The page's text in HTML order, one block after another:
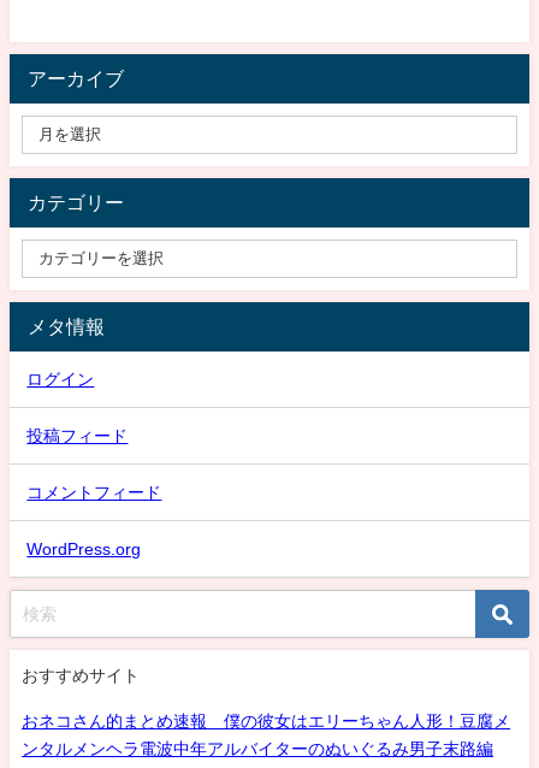
アーカイブ
カテゴリー
メタ情報
ログイン
投稿フィード
コメントフィード
WordPress.org
おすすめサイト
おネコさん的まとめ速報 僕の彼女はエリーちゃん人形！豆腐メ
ンタルメンヘラ電波中年アルバイターのぬいぐるみ男子末路編